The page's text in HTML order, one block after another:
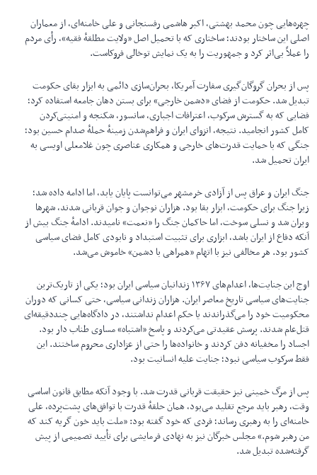
چهره‌هایی چون محمد بهشتی، اکبر هاشمی رفسنجانی و علی خامنه‌ای، از معماران
اصلی این ساختار بودند؛ ساختاری که با تحمیل اصل «ولایت مطلقهٔ فقیه»، رأی مردم
را عملاً بی‌اثر کرد و جمهوریت را به یک نمایش توخالی فروکاست.
پس از بحران گروگان‌گیری سفارت آمریکا، بحران‌سازی دائمی به ابزار بقای حکومت
تبدیل شد. حکومت از فضای «دشمن خارجی» برای بستن دهان جامعه استفاده کرد؛
فضایی که به گسترش سرکوب، اعترافات اجباری، سانسور، شکنجه و امنیتی‌کردن
کامل کشور انجامید. نتیجه، انزوای ایران و فراهم‌شدن زمینهٔ حملهٔ صدام حسین بود؛
جنگی که با حمایت قدرت‌های خارجی و همکاری عناصری چون غلامعلی اویسی به
ایران تحمیل شد.
جنگ ایران و عراق پس از آزادی خرمشهر می‌توانست پایان یابد، اما ادامه داده شد؛
زیرا جنگ برای حکومت، ابزار بقا بود. هزاران نوجوان و جوان قربانی شدند، شهرها
ویران شد و نسلی سوخت، اما حاکمان جنگ را «نعمت» نامیدند. ادامهٔ جنگ بیش از
آنکه دفاع از ایران باشد، ابزاری برای تثبیت استبداد و نابودی کامل فضای سیاسی
کشور بود. هر مخالفی نیز با اتهام «همراهی با دشمن» خاموش می‌شد.
اوج این جنایت‌ها، اعدام‌های ۱۳۶۷ زندانیان سیاسی ایران بود؛ یکی از تاریک‌ترین
جنایت‌های سیاسی تاریخ معاصر ایران. هزاران زندانی سیاسی، حتی کسانی که دوران
محکومیت خود را می‌گذراندند یا حکم اعدام نداشتند، در دادگاه‌هایی چنددقیقه‌ای
قتل‌عام شدند. پرسش عقیدتی می‌کردند و پاسخ «اشتباه» مساوی طناب دار بود.
اجساد را مخفیانه دفن کردند و خانواده‌ها را حتی از عزاداری محروم ساختند. این
فقط سرکوب سیاسی نبود؛ جنایت علیه انسانیت بود.
پس از مرگ خمینی نیز حقیقت قربانی قدرت شد. با وجود آنکه مطابق قانون اساسی
وقت، رهبر باید مرجع تقلید می‌بود، همان حلقهٔ قدرت با توافق‌های پشت‌پرده، علی
خامنه‌ای را به رهبری رساند؛ فردی که خود گفته بود: «ملت باید خون گریه کند که
من رهبر شوم.» مجلس خبرگان نیز به نهادی فرمایشی برای تأیید تصمیمی از پیش
گرفته‌شده تبدیل شد.